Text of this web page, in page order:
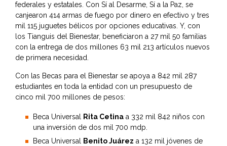
federales y estatales. Con Sí al Desarme, Sí a la Paz, se
canjearon 414 armas de fuego por dinero en efectivo y tres
mil 115 juguetes bélicos por opciones educativas. Y, con
los Tianguis del Bienestar, beneficiaron a 27 mil 50 familias
con la entrega de dos millones 63 mil 213 artículos nuevos
de primera necesidad.
Con las Becas para el Bienestar se apoya a 842 mil 287
estudiantes en toda la entidad con un presupuesto de
cinco mil 700 millones de pesos:
Beca Universal Rita Cetina a 332 mil 842 niños con
una inversión de dos mil 700 mdp.
Beca Universal Benito Juárez a 132 mil jóvenes de